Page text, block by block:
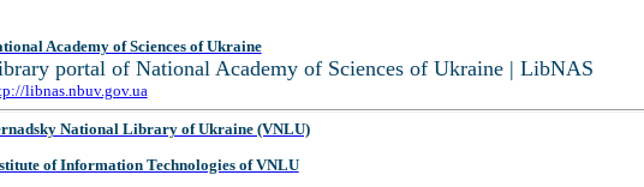
Academy of Sciences of Ukraine
portal of National Academy of Sciences of Ukraine | LibNAS
libnas.nbuv.gov.ua
National Library of Ukraine (VNLU)
of Information Technologies of VNLU